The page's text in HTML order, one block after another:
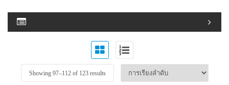
Showing 97–112of 123 results